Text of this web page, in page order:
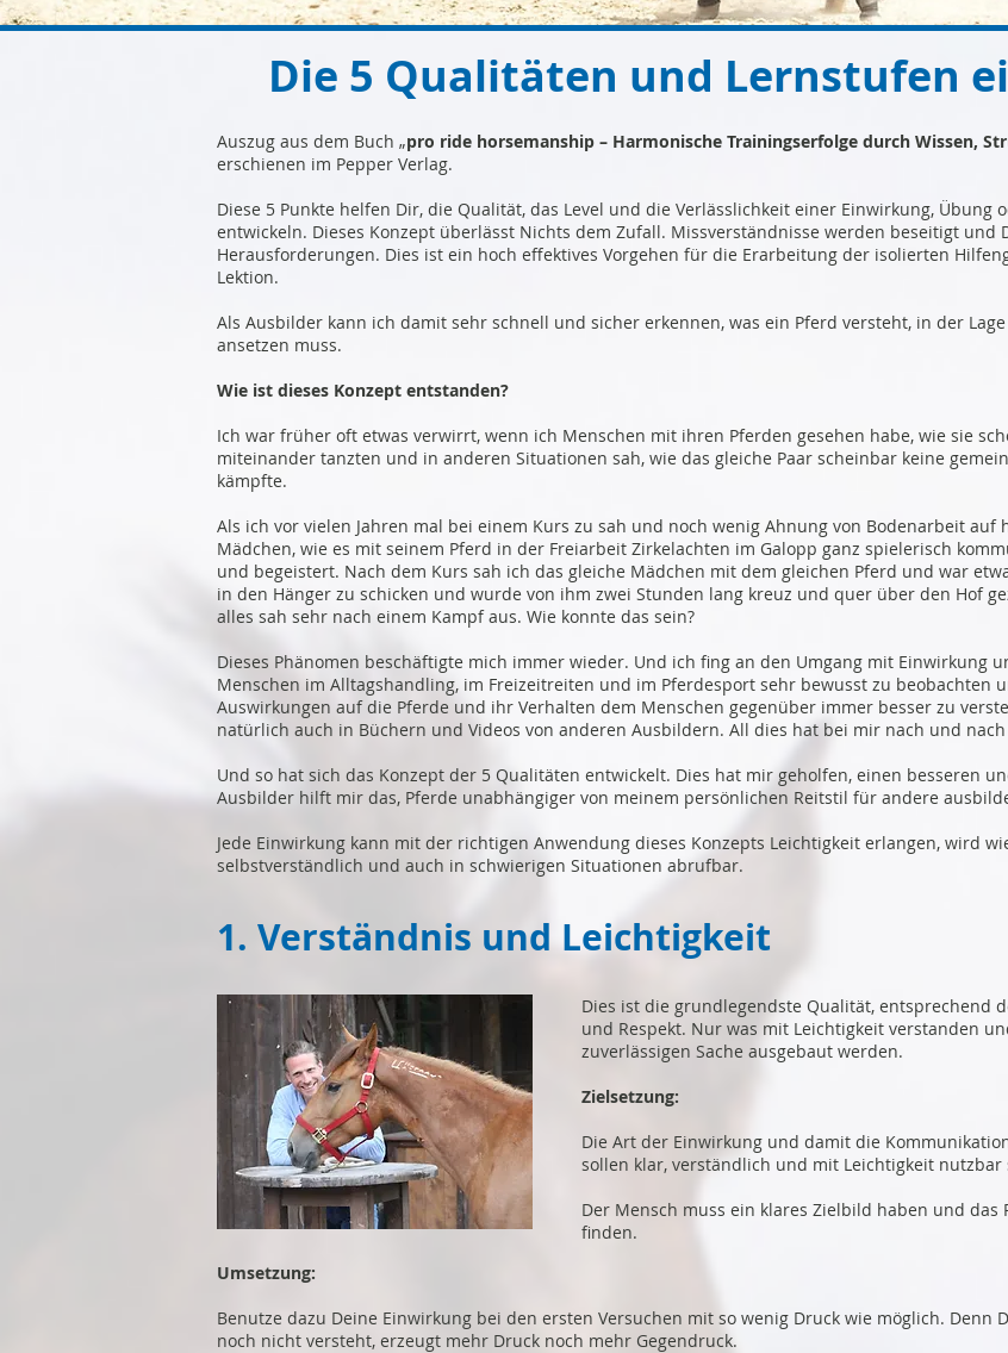
Die 5 Qualitäten und Lernstufen
Auszug aus dem Buch „pro ride horsemanship – Harmonische Trainingserfolge durch Wissen,
erschienen im Pepper Verlag.
Diese 5 Punkte helfen Dir, die Qualität, das Level und die Verlässlichkeit einer Einwirkung,
entwickeln. Dieses Konzept überlässt Nichts dem Zufall. Missverständnisse werden beseitigt
Herausforderungen. Dies ist ein hoch effektives Vorgehen für die Erarbeitung der isolierten
Lektion.
Als Ausbilder kann ich damit sehr schnell und sicher erkennen, was ein Pferd versteht, in der
ansetzen muss.
Wie ist dieses Konzept entstanden?
Ich war früher oft etwas verwirrt, wenn ich Menschen mit ihren Pferden gesehen habe, wie sie
miteinander tanzten und in anderen Situationen sah, wie das gleiche Paar scheinbar keine
kämpfte.
Als ich vor vielen Jahren mal bei einem Kurs zu sah und noch wenig Ahnung von Bodenarbeit
Mädchen, wie es mit seinem Pferd in der Freiarbeit Zirkelachten im Galopp ganz spielerisch
und begeistert. Nach dem Kurs sah ich das gleiche Mädchen mit dem gleichen Pferd und war
in den Hänger zu schicken und wurde von ihm zwei Stunden lang kreuz und quer über den Hof
alles sah sehr nach einem Kampf aus. Wie konnte das sein?
Dieses Phänomen beschäftigte mich immer wieder. Und ich fing an den Umgang mit Einwirkung
Menschen im Alltagshandling, im Freizeitreiten und im Pferdesport sehr bewusst zu beobachten
Auswirkungen auf die Pferde und ihr Verhalten dem Menschen gegenüber immer besser zu
natürlich auch in Büchern und Videos von anderen Ausbildern. All dies hat bei mir nach und
Und so hat sich das Konzept der 5 Qualitäten entwickelt. Dies hat mir geholfen, einen besseren
Ausbilder hilft mir das, Pferde unabhängiger von meinem persönlichen Reitstil für andere
Jede Einwirkung kann mit der richtigen Anwendung dieses Konzepts Leichtigkeit erlangen, wird
selbstverständlich und auch in schwierigen Situationen abrufbar.
1. Verständnis und Leichtigkeit
Dies ist die grundlegendste Qualität, entsprechend
und Respekt. Nur was mit Leichtigkeit verstanden
zuverlässigen Sache ausgebaut werden.
Zielsetzung:
Die Art der Einwirkung und damit die
sollen klar, verständlich und mit Leichtigkeit nutzbar
Der Mensch muss ein klares Zielbild haben und
finden.
Umsetzung:
Benutze dazu Deine Einwirkung bei den ersten Versuchen mit so wenig Druck wie möglich. Denn
noch nicht versteht, erzeugt mehr Druck noch mehr Gegendruck.